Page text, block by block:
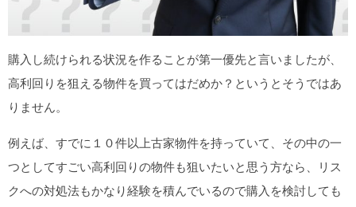
購入し続けられる状況を作ることが第一優先と言いましたが、
高利回りを狙える物件を買ってはだめか？というとそうではあ
りません。
例えば、すでに１０件以上古家物件を持っていて、その中の一
つとしてすごい高利回りの物件も狙いたいと思う方なら、リス
クへの対処法もかなり経験を積んでいるので購入を検討しても